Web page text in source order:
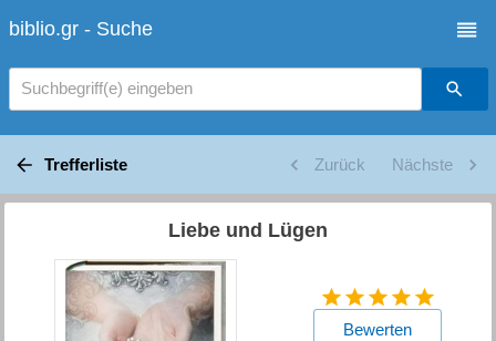
biblio.gr - Suche
Suchbegriff(e) eingeben
Trefferliste Zurück Nächste
Liebe und Lügen
Bewerten